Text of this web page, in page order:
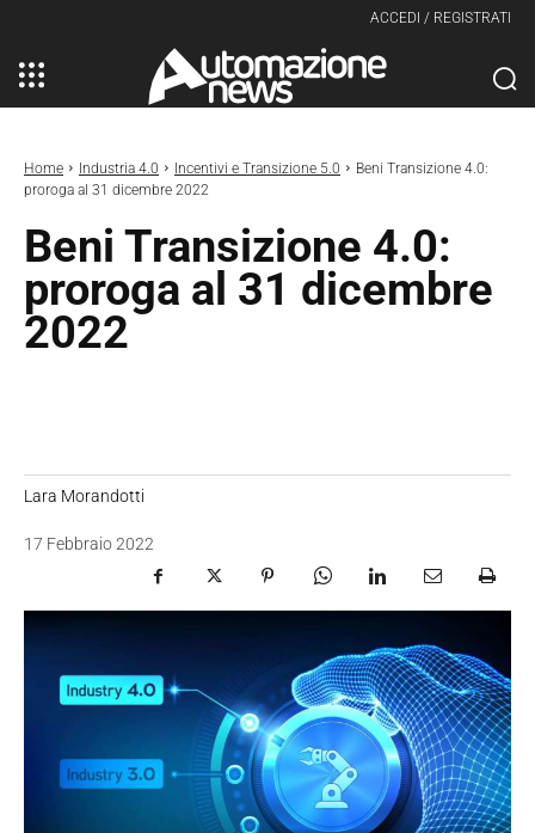
ACCEDI / REGISTRATI
Home Industria 4.0 Incentivi e Transizione 5.0
Beni Transizione 4.0:
proroga al 31 dicembre 2022
Beni Transizione 4.0:
proroga al 31 dicembre
2022
Lara Morandotti
17 Febbraio 2022